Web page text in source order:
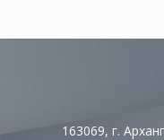
163069, г.